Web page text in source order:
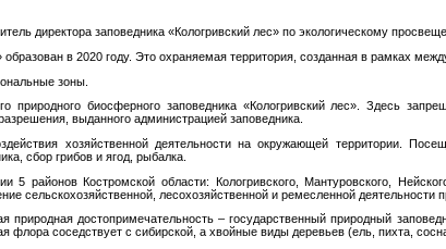
директора заповедника «Кологривский лес» по экологическому
образован в 2020 году. Это охраняемая территория, созданная в рамках
зоны.
природного биосферного заповедника «Кологривский лес». Здесь
выданного администрацией заповедника.
хозяйственной деятельности на окружающей территории.
сбор грибов и ягод, рыбалка.
5 районов Костромской области: Кологривского, Мантуровского,
сельскохозяйственной, лесохозяйственной и ремесленной деятельности
природная достопримечательность – государственный природный
флора соседствует с сибирской, а хвойные виды деревьев (ель, пихта,